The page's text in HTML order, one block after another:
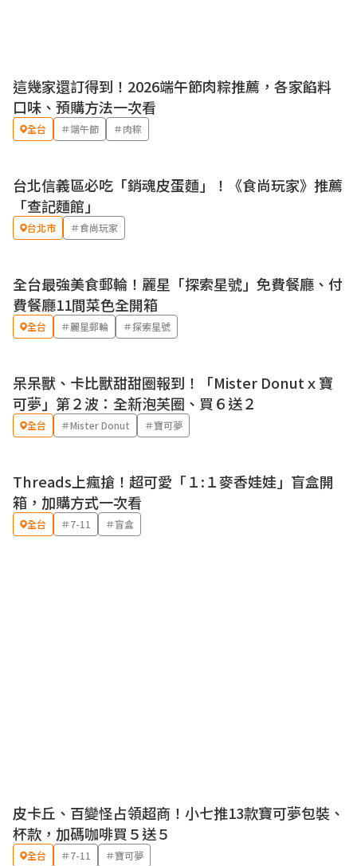
這幾家還訂得到！2026端午節肉粽推薦，各家餡料
口味、預購方法一次看
全台 ＃端午節 ＃肉粽
台北信義區必吃「銷魂皮蛋麵」！《食尚玩家》推薦
「查記麵館」
台北市 ＃食尚玩家
全台最強美食郵輪！麗星「探索星號」免費餐廳、付
費餐廳11間菜色全開箱
全台 ＃麗星郵輪 ＃探索星號
優惠
呆呆獸、卡比獸甜甜圈報到！「Mister Donutｘ寶
可夢」第２波：全新泡芙圈、買６送２
全台 ＃Mister Donut ＃寶可夢
Threads上瘋搶！超可愛「１:１麥香娃娃」盲盒開
箱，加購方式一次看
全台 ＃7-11 ＃盲盒
優惠
皮卡丘、百變怪占領超商！小七推13款寶可夢包裝、
杯款，加碼咖啡買５送５
全台 ＃7-11 ＃寶可夢